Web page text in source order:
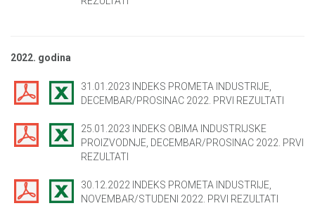
2022. godina
31.01.2023 INDEKS PROMETA INDUSTRIJE,
DECEMBAR/PROSINAC 2022. PRVI REZULTATI
25.01.2023 INDEKS OBIMA INDUSTRIJSKE
PROIZVODNJE, DECEMBAR/PROSINAC 2022. PRVI
REZULTATI
30.12.2022 INDEKS PROMETA INDUSTRIJE,
NOVEMBAR/STUDENI 2022. PRVI REZULTATI